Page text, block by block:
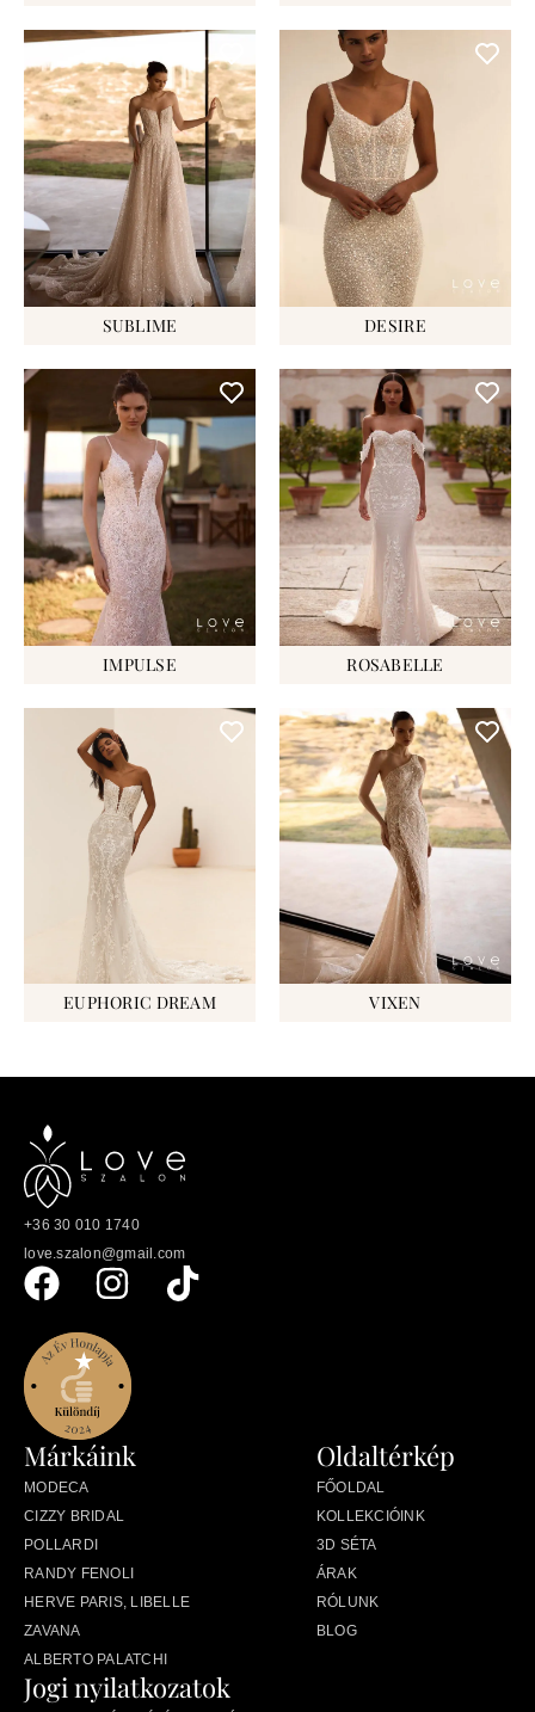
SUBLIME DESIRE
IMPULSE ROSABELLE
EUPHORIC DREAM VIXEN
+36 30 010 1740
love.szalon@gmail.com
Oldaltérkép
FŐOLDAL
KOLLEKCIÓINK
3D SÉTA
ÁRAK
RÓLUNK
BLOG
Márkáink
MODECA
CIZZY BRIDAL
POLLARDI
RANDY FENOLI
HERVE PARIS, LIBELLE
ZAVANA
ALBERTO PALATCHI
Jogi nyilatkozatok